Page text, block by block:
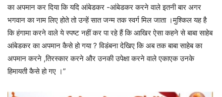
का अपमान कर दिया कि यदि आंबेडकर -आंबेडकर करने वाले इतनी बार अगर
भगवान का नाम लिए होते तो उन्हें सात जन्म तक स्वर्ग मिल जाता ।मुश्किल यह है
कि हंगामा करने वाले ये स्पष्ट नहीं कर पा रहे हैं कि आखिर ऐसा कहने से बाबा साहेब
आंबेडकर का अपमान कैसे हो गया ? विडंबना देखिए कि अब तक बाबा साहेब का
अपमान करने ,तिरस्कार करने और उनकी उपेक्षा करने वाले एकाएक उनके
हिमायती कैसे हो गए ।”